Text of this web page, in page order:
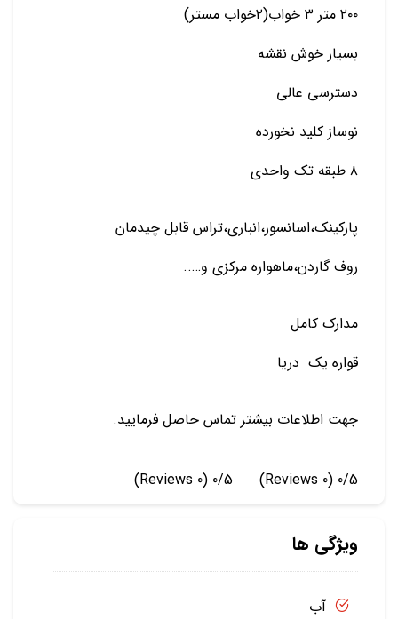
۲۰۰ متر ۳ خواب(۲خواب مستر)
بسیار خوش نقشه
دسترسی عالی
نوساز کلید نخورده
۸ طبقه تک واحدی
پارکینک،اسانسور،انباری،تراس قابل چیدمان
روف گاردن،ماهواره مرکزی و…..
مدارک کامل
قواره یک دریا
جهت اطلاعات بیشتر تماس حاصل فرمایید.
0/5
(0 Reviews)
0/5
(0 Reviews)
ویژگی ها
آب